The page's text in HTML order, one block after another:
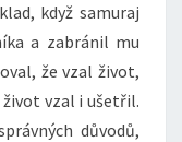
když samuraj
a zabránil mu
že vzal život,
život vzal i ušetřil.
důvodů,